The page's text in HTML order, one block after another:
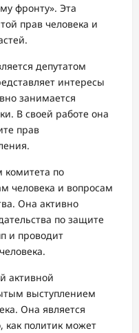
фронту». Эта
прав человека и
депутатом
интересы
занимается
В своей работе она
прав
комитета по
человека и вопросам
Она активно
по защите
и проводит
активной
выступлением
Она является
как политик может